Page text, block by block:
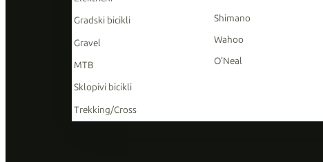
Gradski bicikli
Gravel
MTB
Sklopivi bicikli
Trekking/Cross
Shimano
Wahoo
O'Neal